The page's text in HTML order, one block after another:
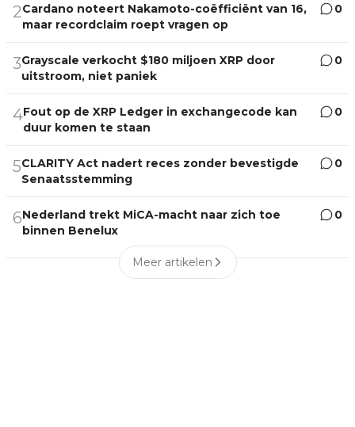
2Cardano noteert Nakamoto-coëfficiënt van 16,
maar recordclaim roept vragen op
0
3Grayscale verkocht $180 miljoen XRP door
uitstroom, niet paniek
0
4Fout op de XRP Ledger in exchangecode kan
duur komen te staan
0
5CLARITY Act nadert reces zonder bevestigde
Senaatsstemming
0
6Nederland trekt MiCA-macht naar zich toe
binnen Benelux
0
Meer artikelen